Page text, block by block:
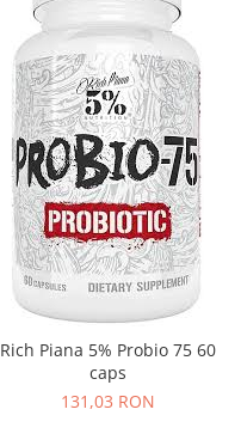
Rich Piana 5% Probio 75 60
caps
131,03 RON